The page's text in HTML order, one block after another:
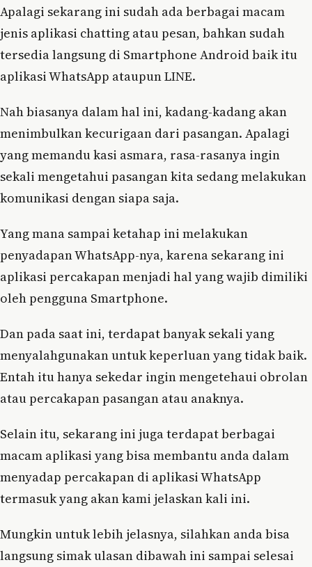
Apalagi sekarang ini sudah ada berbagai macam
jenis aplikasi chatting atau pesan, bahkan sudah
tersedia langsung di Smartphone Android baik itu
aplikasi WhatsApp ataupun LINE.
Nah biasanya dalam hal ini, kadang-kadang akan
menimbulkan kecurigaan dari pasangan. Apalagi
yang memandu kasi asmara, rasa-rasanya ingin
sekali mengetahui pasangan kita sedang melakukan
komunikasi dengan siapa saja.
Yang mana sampai ketahap ini melakukan
penyadapan WhatsApp-nya, karena sekarang ini
aplikasi percakapan menjadi hal yang wajib dimiliki
oleh pengguna Smartphone.
Dan pada saat ini, terdapat banyak sekali yang
menyalahgunakan untuk keperluan yang tidak baik.
Entah itu hanya sekedar ingin mengetehaui obrolan
atau percakapan pasangan atau anaknya.
Selain itu, sekarang ini juga terdapat berbagai
macam aplikasi yang bisa membantu anda dalam
menyadap percakapan di aplikasi WhatsApp
termasuk yang akan kami jelaskan kali ini.
Mungkin untuk lebih jelasnya, silahkan anda bisa
langsung simak ulasan dibawah ini sampai selesai